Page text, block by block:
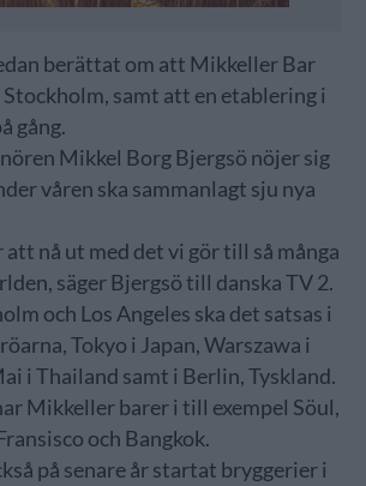
berättat om att Mikkeller Bar
samt att en etablering i
gång.
Mikkel Borg Bjergsö nöjer sig
våren ska sammanlagt sju nya
nå ut med det vi gör till så många
säger Bjergsö till danska TV 2.
och Los Angeles ska det satsas i
Tokyo i Japan, Warszawa i
i Thailand samt i Berlin, Tyskland.
Mikkeller barer i till exempel Söul,
och Bangkok.
på senare år startat bryggerier i